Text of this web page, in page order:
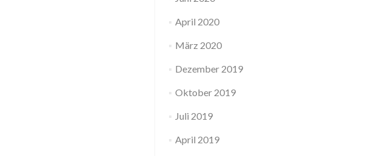
April 2020
März 2020
Dezember 2019
Oktober 2019
Juli 2019
April 2019